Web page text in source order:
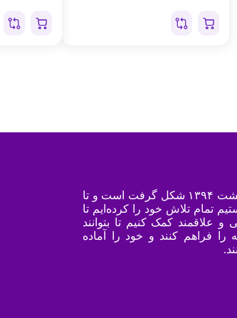
داستان پرهوم در اردیبهشت ۱۳۹۴ شکل گرفت است و تا
تمام تلاش خود را کرده‌ایم تا
و علاقمند کمک کنیم تا بتوانند
را فراهم کنند و خود را آماده